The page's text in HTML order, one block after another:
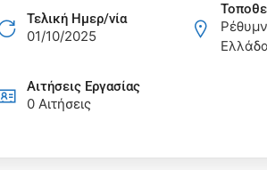
Τελική Ημερ/νία
01/10/2025
Αιτήσεις Eργασίας
0 Αιτήσεις